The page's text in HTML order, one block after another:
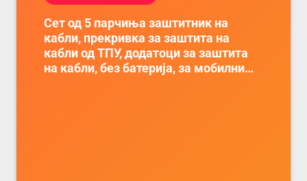
Сет од 5 парчиња заштитник на
кабли, прекривка за заштита на
кабли од ТПУ, додатоци за заштита
на кабли, без батерија, за мобилни